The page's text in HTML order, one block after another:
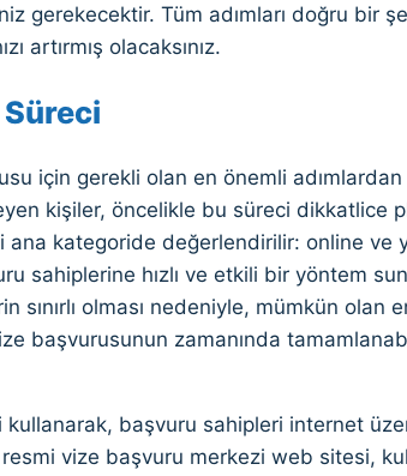
gerekecektir. Tüm adımları doğru bir
artırmış olacaksınız.
için gerekli olan en önemli
kişiler, öncelikle bu süreci dikkatlice
ana kategoride değerlendirilir: online ve
sahiplerine hızlı ve etkili bir yöntem
sınırlı olması nedeniyle, mümkün olan
başvurusunun zamanında
başvuru sahipleri internet
resmi vize başvuru merkezi web sitesi,